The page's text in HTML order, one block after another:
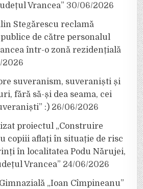
Vrancea” 30/06/2026
Stegărescu reclamă
de către personalul
într-o zonă rezidențială
2026
suveranism, suveraniști și
fără să-și dea seama, cei
:) 26/06/2026
proiectul „Construire
copiii aflați în situație de risc
în localitatea Podu Nărujei,
Vrancea” 24/06/2026
„Ioan Cîmpineanu”